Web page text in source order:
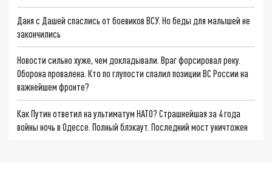
Даня с Дашей спаслись от боевиков ВСУ. Но беды для малышей не
закончились
Новости сильно хуже, чем докладывали. Враг форсировал реку.
Оборона провалена. Кто по глупости спалил позиции ВС России на
важнейшем фронте?
Как Путин ответил на ультиматум НАТО? Страшнейшая за 4 года
войны ночь в Одессе. Полный блэкаут. Последний мост уничтожен